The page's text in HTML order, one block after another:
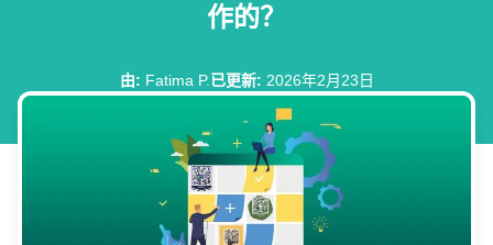
作的？
由: Fatima P.已更新: 2026年2月23日